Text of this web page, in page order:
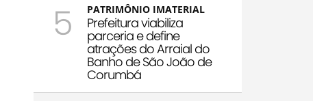
5 PATRIMÔNIO IMATERIAL
Prefeitura viabiliza
parceria e define
atrações do Arraial do
Banho de São João de
Corumbá